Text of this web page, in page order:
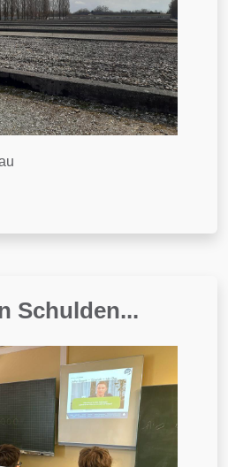
Schulden...